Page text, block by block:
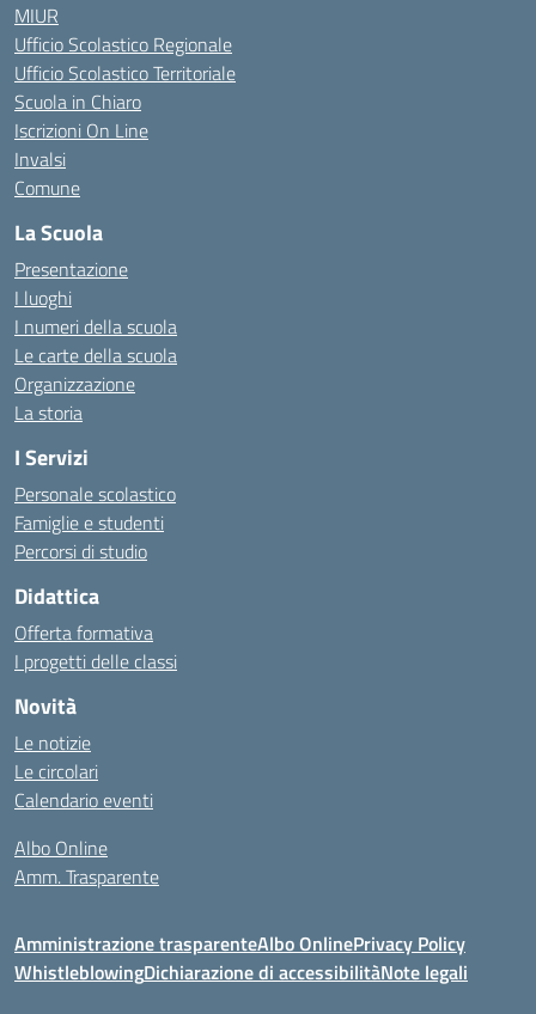
MIUR
Ufficio Scolastico Regionale
Ufficio Scolastico Territoriale
Scuola in Chiaro
Iscrizioni On Line
Invalsi
Comune
La Scuola
Presentazione
I luoghi
I numeri della scuola
Le carte della scuola
Organizzazione
La storia
I Servizi
Personale scolastico
Famiglie e studenti
Percorsi di studio
Didattica
Offerta formativa
I progetti delle classi
Novità
Le notizie
Le circolari
Calendario eventi
Albo Online
Amm. Trasparente
Amministrazione trasparenteAlbo OnlinePrivacy Policy
WhistleblowingDichiarazione di accessibilitàNote legali